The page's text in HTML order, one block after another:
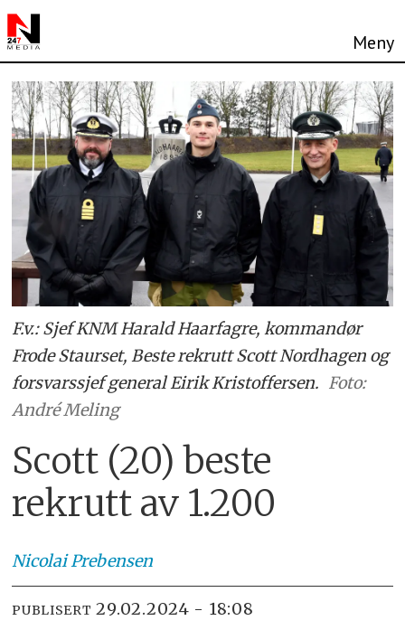
F.v.: Sjef KNM Harald Haarfagre, kommandør
Frode Staurset, Beste rekrutt Scott Nordhagen og
forsvarssjef general Eirik Kristoffersen. Foto:
André Meling
Scott (20) beste
rekrutt av 1.200
NicolaiPrebensen
PUBLISERT 29.02.2024 - 18:08